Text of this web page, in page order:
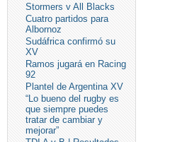
Stormers v All Blacks
Cuatro partidos para
Albornoz
Sudáfrica confirmó su
XV
Ramos jugará en Racing
92
Plantel de Argentina XV
“Lo bueno del rugby es
que siempre puedes
tratar de cambiar y
mejorar”